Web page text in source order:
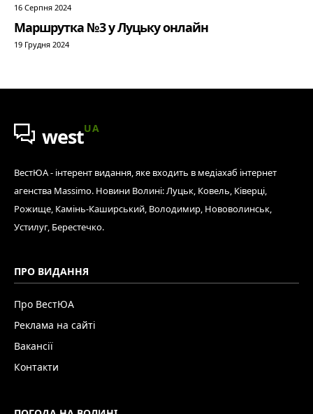
16 Серпня 2024
Маршрутка №3 у Луцьку онлайн
19 Грудня 2024
westUA
ВестЮА - інтерент видання, яке входить в медіахаб інтернет
агенства Massimo. Новини Волині: Луцьк, Ковель, Ківерці,
Рожище, Камінь-Каширський, Володимир, Нововолинськ,
Устилуг, Берестечко.
ПРО ВИДАННЯ
Про ВестЮА
Реклама на сайті
Вакансії
Контакти